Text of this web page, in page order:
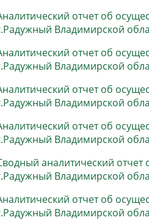
отчет об
Владимирской
отчет об
Владимирской
отчет об
Владимирской
отчет об
Владимирской
аналитический
Владимирской
отчет об
Владимирской